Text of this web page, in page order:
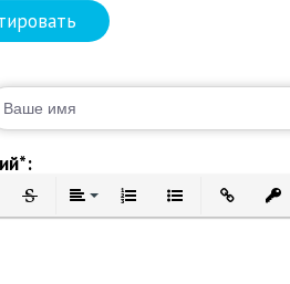
ЗачеркнутыйВыравнивание
Нумерованный список
Маркированный
Вставить